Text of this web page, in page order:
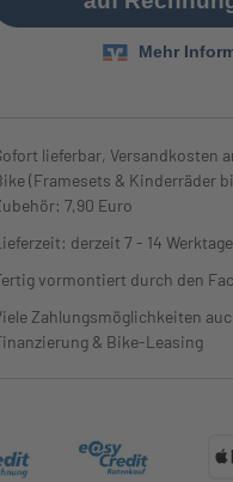
lieferbar, Versandkosten
(Framesets & Kinderräder
7,90 Euro
derzeit 7 - 14 Werktage
vormontiert durch den
Zahlungsmöglichkeiten
& Bike-Leasing